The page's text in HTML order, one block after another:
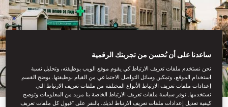
ساعدنا على أن نُحسن من تجربتك الرقمية
نحن نستخدم ملفات تعريف الارتباط كي يقوم موقع الويب بوظيفته، وتحليل نسبة
استخدام الموقع، وتمكين وسائل التواصل الاجتماعي من القيام بوظيفتها. يوضح القسم
إعدادات ملفات تعريف الارتباط الأنواع المختلفة من ملفات تعريف الارتباط التي
نستخدمها. توفر سياسة ملفات تعريف الارتباط الخاصة بنا مزيد من المعلومات وتوضح
كيفية تعديل إعدادات ملفات تعريف الارتباط لديك. بالنقر على “قبول كل ملفات تعريف